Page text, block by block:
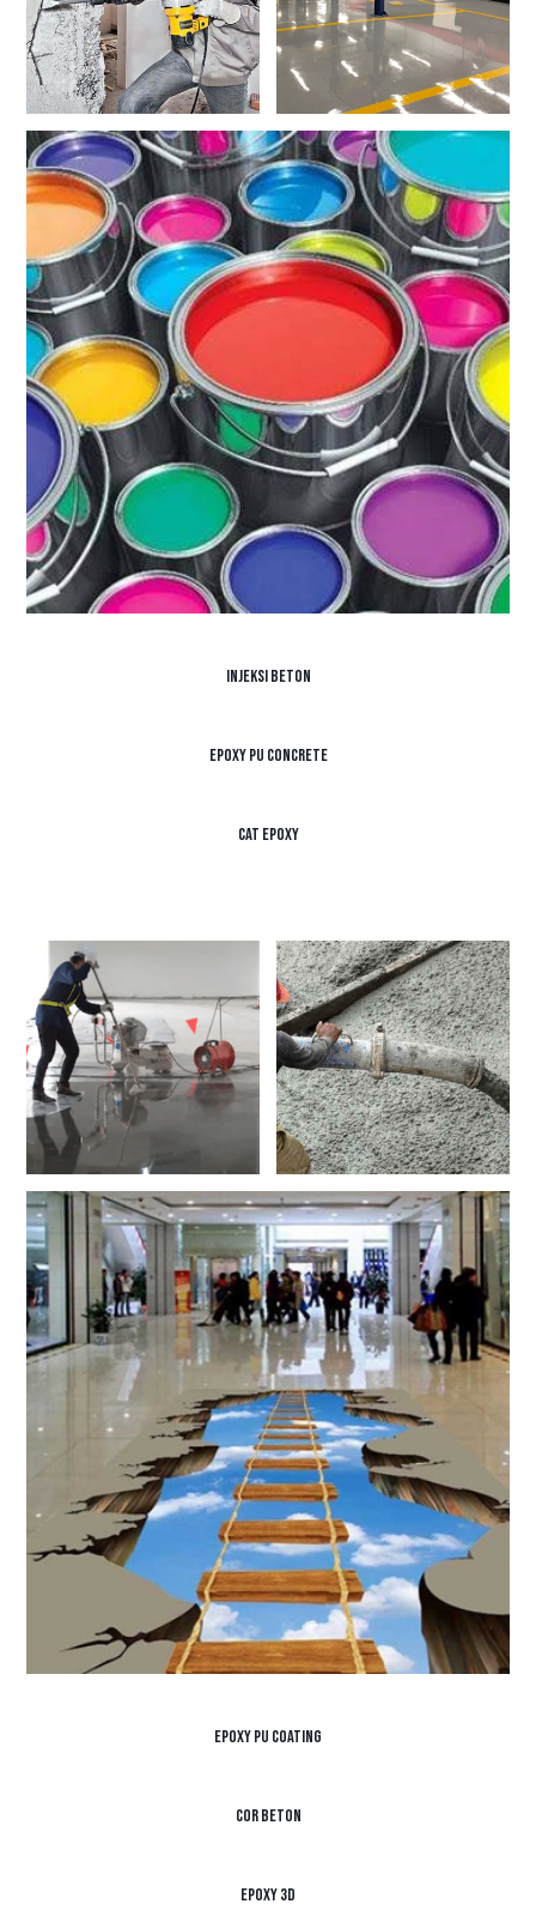
Injeksi Beton
Epoxy PU Concrete
Cat Epoxy
Epoxy PU Coating
Cor Beton
Epoxy 3D